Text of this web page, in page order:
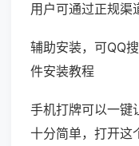
用户可通过正规渠
辅助安装，可QQ
件安装教程
手机打牌可以一键
十分简单，打开这